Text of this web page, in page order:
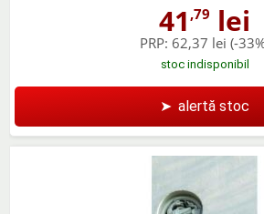
41 ,79 lei
PRP: 62,37 lei (-
stoc indisponibil
➤ alertă stoc